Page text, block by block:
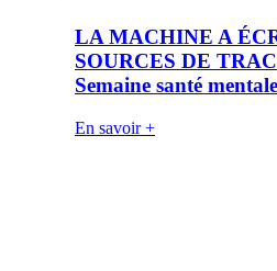
LA MACHINE A
SOURCES DE
Semaine santé mentale
En savoir +